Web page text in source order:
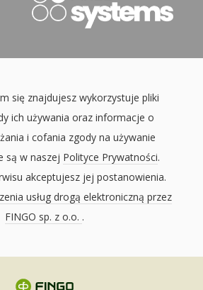
się znajdujesz wykorzystuje pliki
ich używania oraz informacje o
i cofania zgody na używanie
są w naszej Polityce Prywatności.
akceptujesz jej postanowienia.
usług drogą elektroniczną przez
FINGO sp. z o.o. .